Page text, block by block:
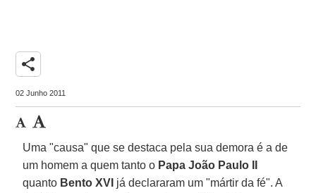
share
02 Junho 2011
Uma "causa" que se destaca pela sua demora é a de
um homem a quem tanto o Papa João Paulo II
quanto Bento XVI já declararam um "mártir da fé". A